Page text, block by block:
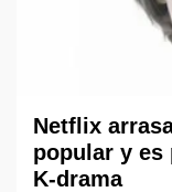
Netflix
popular y es
K-drama